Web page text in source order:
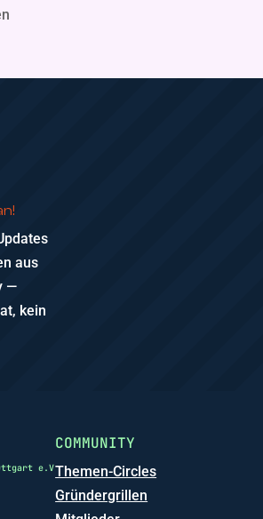
aus
—
kein
e.V
COMMUNITY
Themen-Circles
Gründergrillen